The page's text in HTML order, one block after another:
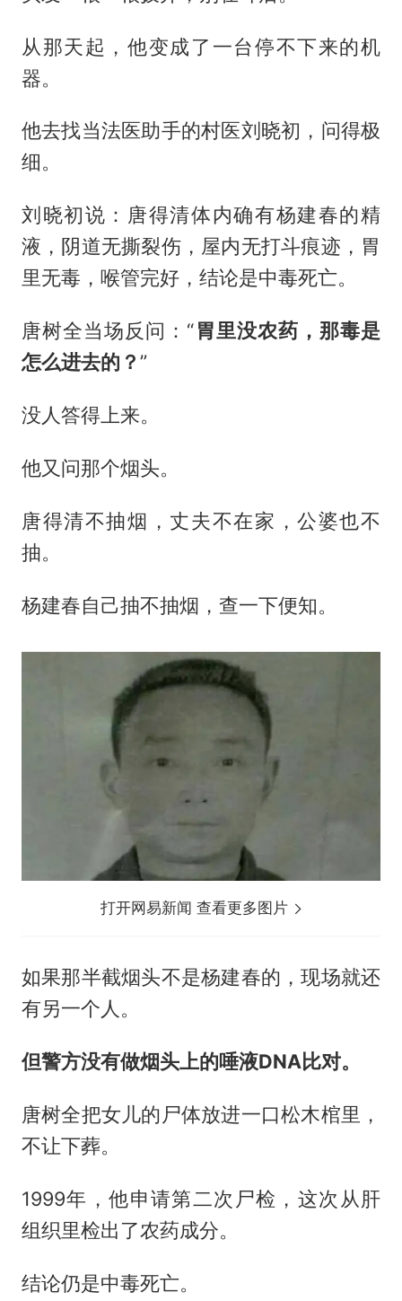
从那天起，他变成了一台停不下来的机
器。
他去找当法医助手的村医刘晓初，问得极
细。
刘晓初说：唐得清体内确有杨建春的精
液，阴道无撕裂伤，屋内无打斗痕迹，胃
里无毒，喉管完好，结论是中毒死亡。
唐树全当场反问：“胃里没农药，那毒是
怎么进去的？”
没人答得上来。
他又问那个烟头。
唐得清不抽烟，丈夫不在家，公婆也不
抽。
杨建春自己抽不抽烟，查一下便知。
打开网易新闻 查看更多图片
如果那半截烟头不是杨建春的，现场就还
有另一个人。
但警方没有做烟头上的唾液DNA比对。
唐树全把女儿的尸体放进一口松木棺里，
不让下葬。
1999年，他申请第二次尸检，这次从肝
组织里检出了农药成分。
结论仍是中毒死亡。